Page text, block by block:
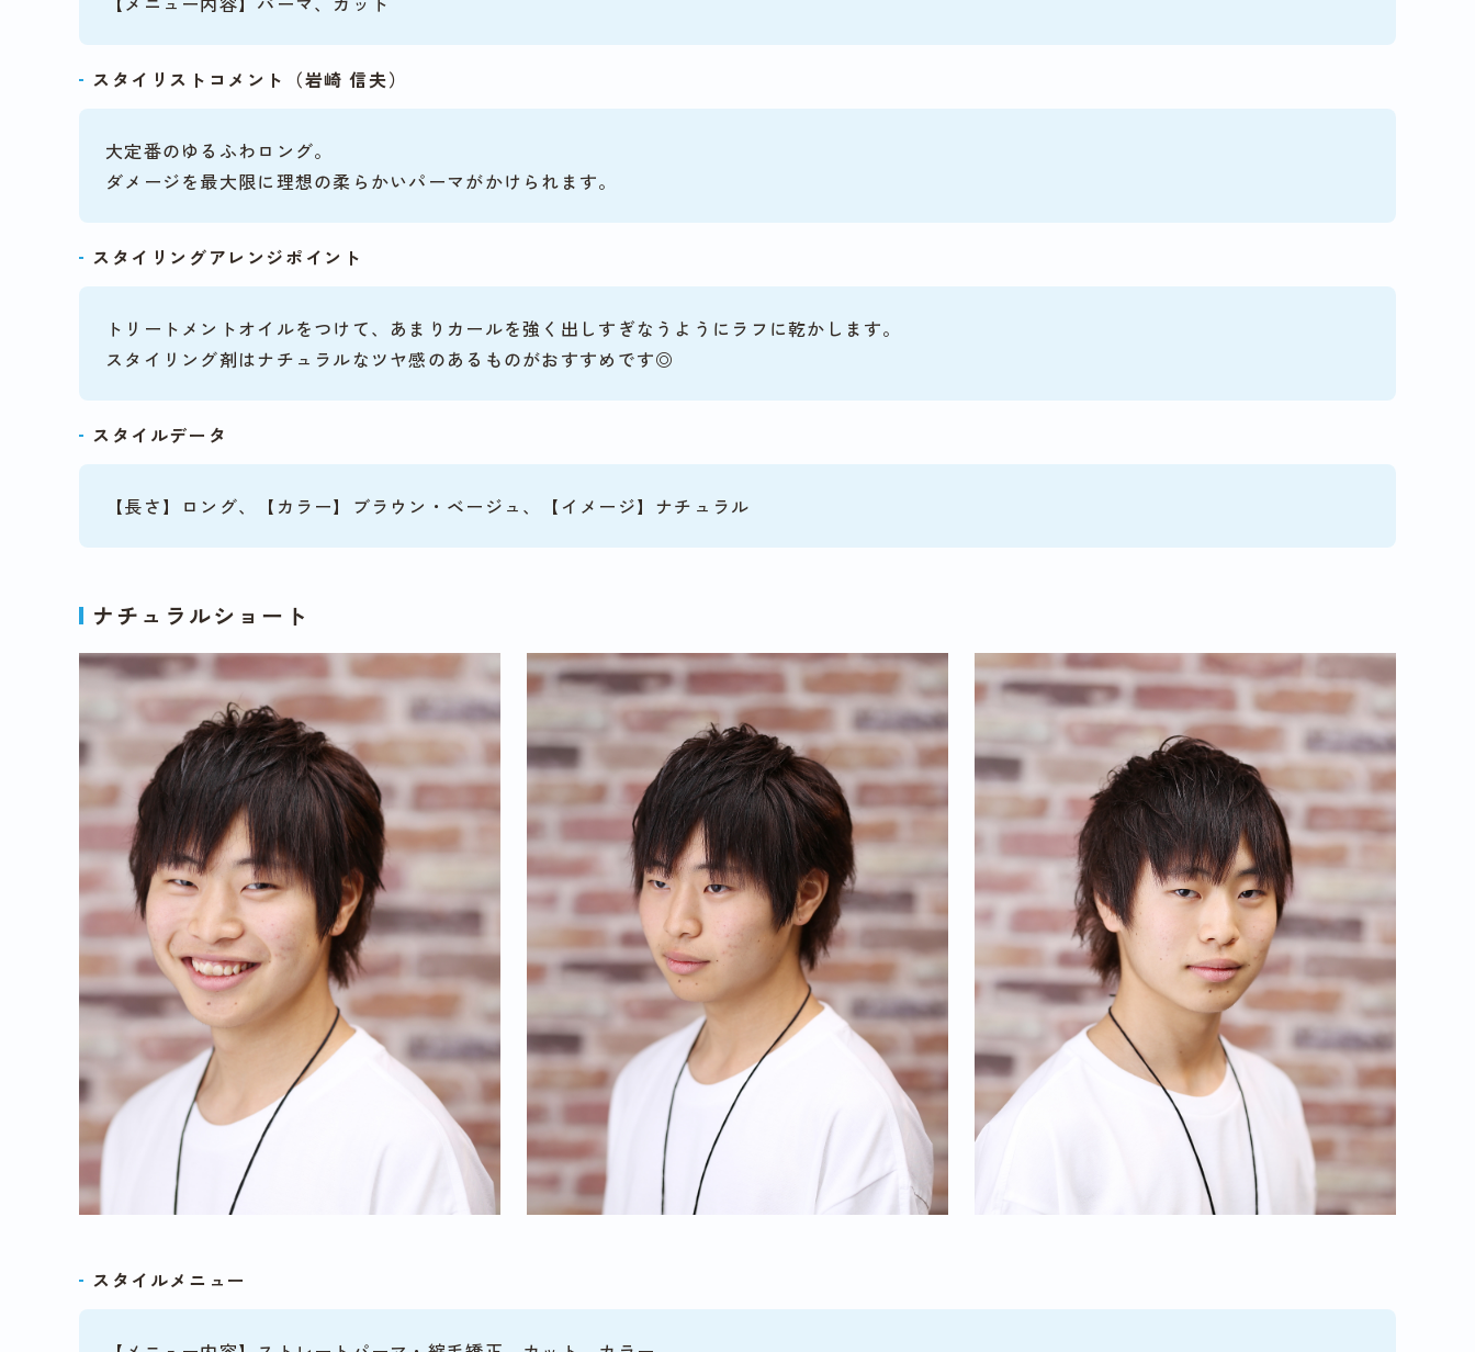
スタイリストコメント（岩崎 信夫）
大定番のゆるふわロング。
ダメージを最大限に理想の柔らかいパーマがかけられます。
スタイリングアレンジポイント
トリートメントオイルをつけて、あまりカールを強く出しすぎなうようにラフに乾かします。
スタイリング剤はナチュラルなツヤ感のあるものがおすすめです◎
スタイルデータ
【長さ】ロング、【カラー】ブラウン・ベージュ、【イメージ】ナチュラル
ナチュラルショート
スタイルメニュー